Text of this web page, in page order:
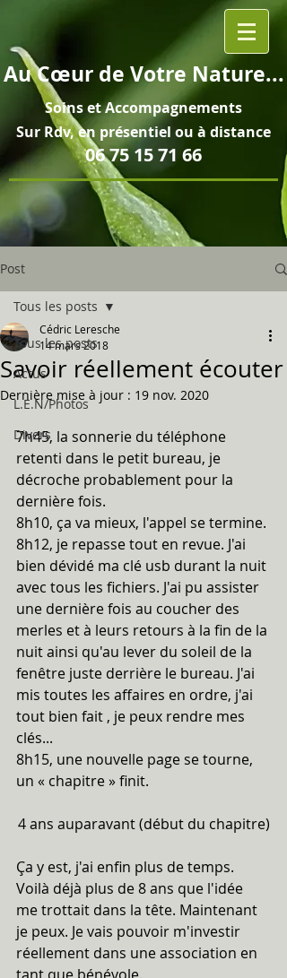
AuCœurde Votre Nature...
Soins etAccompagnements
Sur Rdv, en présentiel ou à distance
06 75 15 71 66
Post
Tous les posts
Actus
L.E.N/Photos
Divers
Tous les posts
Savoir réellement écouter
Cédric Leresche
14 mars 2018
Dernière mise à jour : 19 nov. 2020
7h45, la sonnerie du téléphone
retenti dans le petit bureau, je
décroche probablement pour la
dernière fois.
8h10, ça va mieux, l'appel se termine.
8h12, je repasse tout en revue. J'ai
bien dévidé ma clé usb durant la nuit
avec tous les fichiers. J'ai pu assister
une dernière fois au coucher des
merles et à leurs retours à la fin de la
nuit ainsi qu'au lever du soleil de la
fenêtre juste derrière le bureau. J'ai
mis toutes les affaires en ordre, j'ai
tout bien fait , je peux rendre mes
clés...
8h15, une nouvelle page se tourne,
un « chapitre » finit.
4 ans auparavant (début du chapitre)
Ça y est, j'ai enfin plus de temps.
Voilà déjà plus de 8 ans que l'idée
me trottait dans la tête. Maintenant
je peux. Je vais pouvoir m'investir
réellement dans une association en